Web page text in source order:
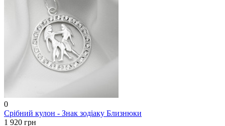
0
Срібний кулон - Знак зодіаку Близнюки
1 920 грн